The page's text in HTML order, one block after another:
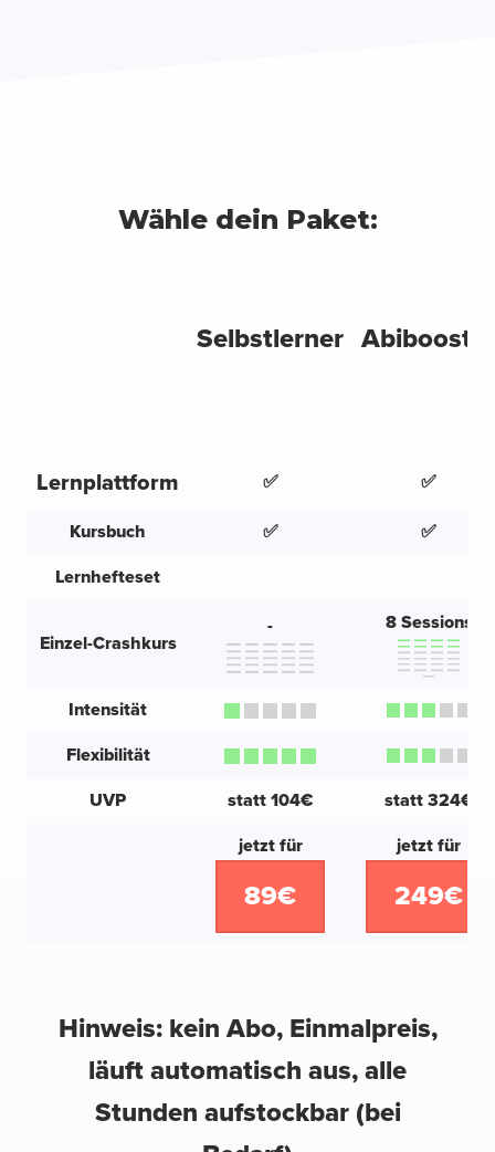
Wähle dein Paket:
Selbstlerner Abibooster
Lernplattform ✅ ✅
Kursbuch ✅ ✅
Lernhefteset
Einzel-Crashkurs
- 8 Sessions
Intensität
Flexibilität
UVP statt 104€ statt 324€
jetzt für
89€
jetzt für
249€
Hinweis: kein Abo, Einmalpreis,
läuft automatisch aus, alle
Stunden aufstockbar (bei